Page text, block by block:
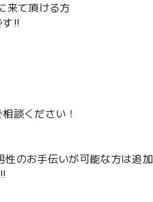
来て頂ける方
‼️
談ください！
のお手伝いが可能な方は追